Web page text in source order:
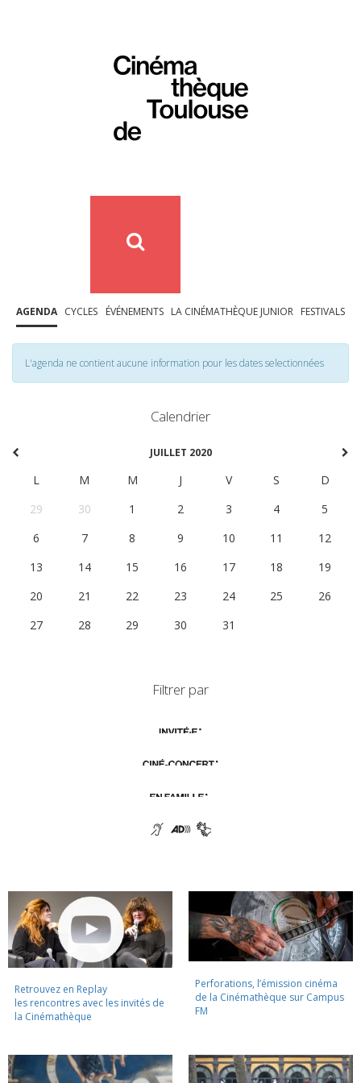
AGENDA CYCLES ÉVÉNEMENTS LA CINÉMATHÈQUE JUNIOR FESTIVALS
L'agenda ne contient aucune information pour les dates selectionnées
Calendrier
JUILLET 2020
L M M J V S
D
29
30 1 2 3 4
5
6
7 8 9 10 11
12
13
14 15 16 17 18
19
20
21 22 23 24 25
26
27
28 29 30 31
Filtrer par
Retrouvez en Replay
les rencontres avec les invités de
la Cinémathèque
Perforations, l’émission cinéma
de la Cinémathèque sur Campus
FM